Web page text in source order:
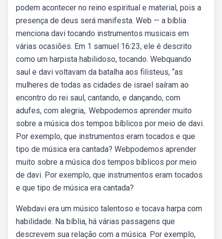
podem acontecer no reino espiritual e material, pois a
presença de deus será manifesta. Web — a bíblia
menciona davi tocando instrumentos musicais em
várias ocasiões. Em 1 samuel 16:23, ele é descrito
como um harpista habilidoso, tocando. Webquando
saul e davi voltavam da batalha aos filisteus, “as
mulheres de todas as cidades de israel saíram ao
encontro do rei saul, cantando, e dançando, com
adufes, com alegria,. Webpodemos aprender muito
sobre a música dos tempos bíblicos por meio de davi.
Por exemplo, que instrumentos eram tocados e que
tipo de música era cantada? Webpodemos aprender
muito sobre a música dos tempos bíblicos por meio
de davi. Por exemplo, que instrumentos eram tocados
e que tipo de música era cantada?
Webdavi era um músico talentoso e tocava harpa com
habilidade. Na bíblia, há várias passagens que
descrevem sua relação com a música. Por exemplo,